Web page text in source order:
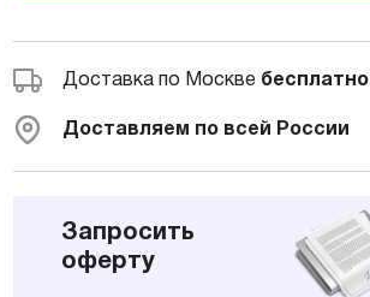
Доставка по Москве бесплатно
Доставляем по всей России
Запросить
оферту